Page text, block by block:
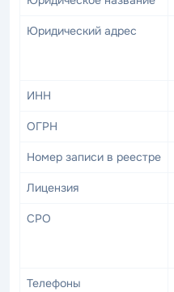
Юридический адрес
ИНН
ОГРН
Номер записи в реестре
Лицензия
СРО
Телефоны